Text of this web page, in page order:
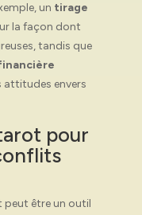
un tirage
la façon dont
tandis que
attitudes envers
pour
peut être un outil